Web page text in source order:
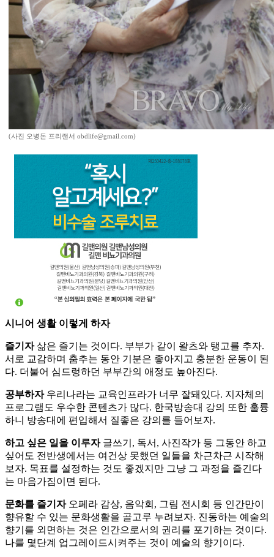
(사진 오병돈 프리랜서 obdlife@gmail.com)
시니어 생활 이렇게 하자
즐기자삶은 즐기는 것이다. 부부가 같이 왈츠와 탱고를 추자.
서로 교감하며 춤추는 동안 기분은 좋아지고 충분한 운동이 된
다. 더불어 심드렁하던 부부간의 애정도 높아진다.
공부하자우리나라는 교육인프라가 너무 잘돼있다. 지자체의
프로그램도 우수한 콘텐츠가 많다. 한국방송대 강의 또한 훌륭
하니 방송대에 편입해서 질좋은 강의를 들어보자.
하고 싶은 일을 이루자글쓰기, 독서, 사진작가 등 그동안 하고
싶어도 전반생에서는 여건상 못했던 일들을 차근차근 시작해
보자. 목표를 설정하는 것도 좋겠지만 그냥 그 과정을 즐긴다
는 마음가짐이면 된다.
문화를 즐기자오페라 감상, 음악회, 그림 전시회 등 인간만이
향유할 수 있는 문화생활을 골고루 누려보자. 진동하는 예술의
향기를 외면하는 것은 인간으로서의 권리를 포기하는 것이다.
나를 몇단계 업그레이드시켜주는 것이 예술의 향기이다.